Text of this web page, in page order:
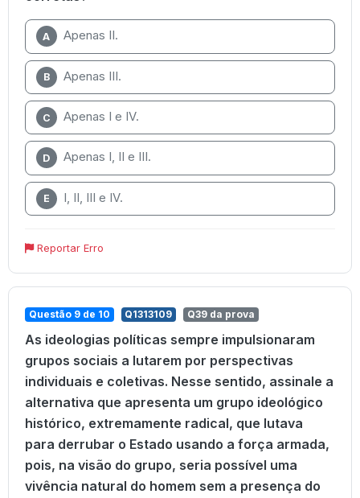
A Apenas II.
B Apenas III.
C Apenas I e IV.
D Apenas I, II e III.
E I, II, III e IV.
Reportar Erro
Questão 9 de 10 Q1313109 Q39 da prova
As ideologias políticas sempre impulsionaram
grupos sociais a lutarem por perspectivas
individuais e coletivas. Nesse sentido, assinale a
alternativa que apresenta um grupo ideológico
histórico, extremamente radical, que lutava
para derrubar o Estado usando a força armada,
pois, na visão do grupo, seria possível uma
vivência natural do homem sem a presença do